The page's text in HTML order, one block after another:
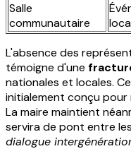
Salle
communautaire
L'absence des
témoigne d'une
nationales et locales.
initialement conçu pour
La maire maintient
servira de pont entre
dialogue